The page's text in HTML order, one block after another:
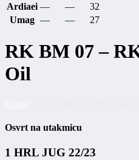
Ardiaei — —
32
Umag — — 27
RK BM 07 –
Oil
Osvrt na utakmicu
1 HRL JUG 22/23